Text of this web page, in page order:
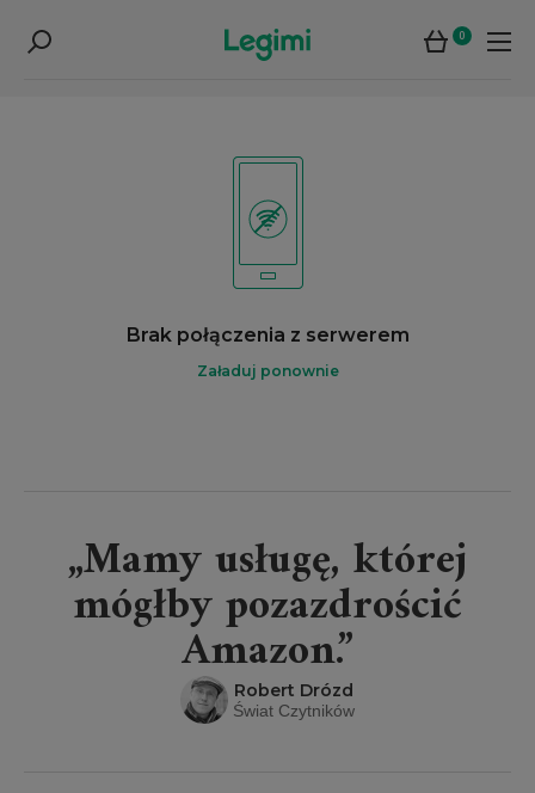
0
Brak połączenia z serwerem
Załaduj ponownie
„Mamy usługę, której
mógłby pozazdrościć
Amazon.”
Robert Drózd
Świat Czytników